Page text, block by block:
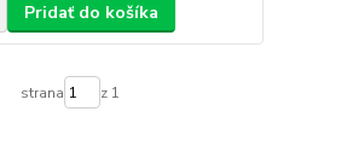
Pridať do košíka
strana z 1